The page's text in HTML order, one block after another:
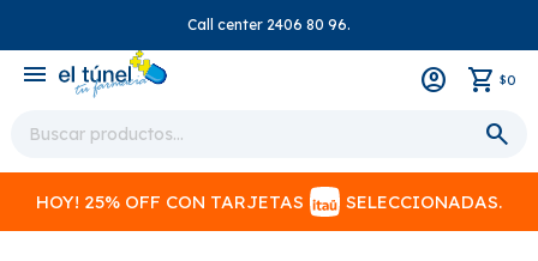
Call center 2406 80 96.
menu $0
HOY! 25% OFF CON TARJETAS SELECCIONADAS.
close